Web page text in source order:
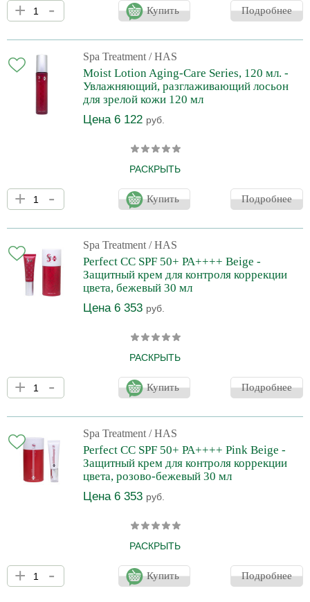
Aging-Care Series содержит тщательно подобранные
компоненты, которые комплексно воздействуют на возрастную
увлажнение, увеличивают синтез коллагена, разглаживают
морщины, помогают восстановить естественные защитные
функции эпидермиса. Омолаживающая сыворотка для лица
Spa Treatment HAS Moist Essence Aging-Care Series запускает
процессы регене
+ - Купить Подробнее
Spa Treatment / HAS
Moist Lotion Aging-Care Series, 120 мл. -
Увлажняющий, разглаживающий лосьон
для зрелой кожи 120 мл
Цена 6 122 руб.
РАСКРЫТЬ
Лосьон Spa Treatment HAS Moist Lotion Aging-Care Series
предназначен для глубокого увлажнения зрелой кожи. Крем
содержит активные компоненты, которые оказывают на кожу
Aging-Care Series помогает бороться с возрастными
изменениями, возвращает коже здоровье, молодость и
природную красоту.
+ - Купить Подробнее
Spa Treatment / HAS
Perfect CC SPF 50+ PA++++ Beige -
Защитный крем для контроля коррекции
цвета, бежевый 30 мл
Цена 6 353 руб.
РАСКРЫТЬ
Защитный крем для лица Spa treatment HAS Perfect CC SPF 50
+ бежевый идеально подходит в качестве базы под ежедневный
макияж. Повышает защитные функции кожи и её иммунитет,
улучшению тона кожи. Маскирует несовершенства и
покраснения, а также оказывает сильное
противовоспалительное, тонизирующее и питательное
действие, комплексно оздоравливая кожу. Высокая
эффективность тонального средства обеспечи
+ - Купить Подробнее
Spa Treatment / HAS
Perfect CC SPF 50+ PA++++ Pink Beige -
Защитный крем для контроля коррекции
цвета, розово-бежевый 30 мл
Цена 6 353 руб.
РАСКРЫТЬ
Новый крем с высоким уровнем защиты от ультрафиолета Spa
treatment HAS Perfect CC SPF 50 + розово-бежевый идеально
подходит в качестве базы под ежедневный макияж. Повышает
+ - Купить Подробнее